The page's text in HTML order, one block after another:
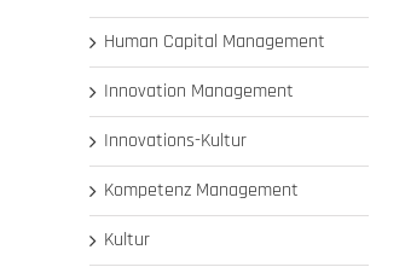
Human Capital Management
Innovation Management
Innovations-Kultur
Kompetenz Management
Kultur